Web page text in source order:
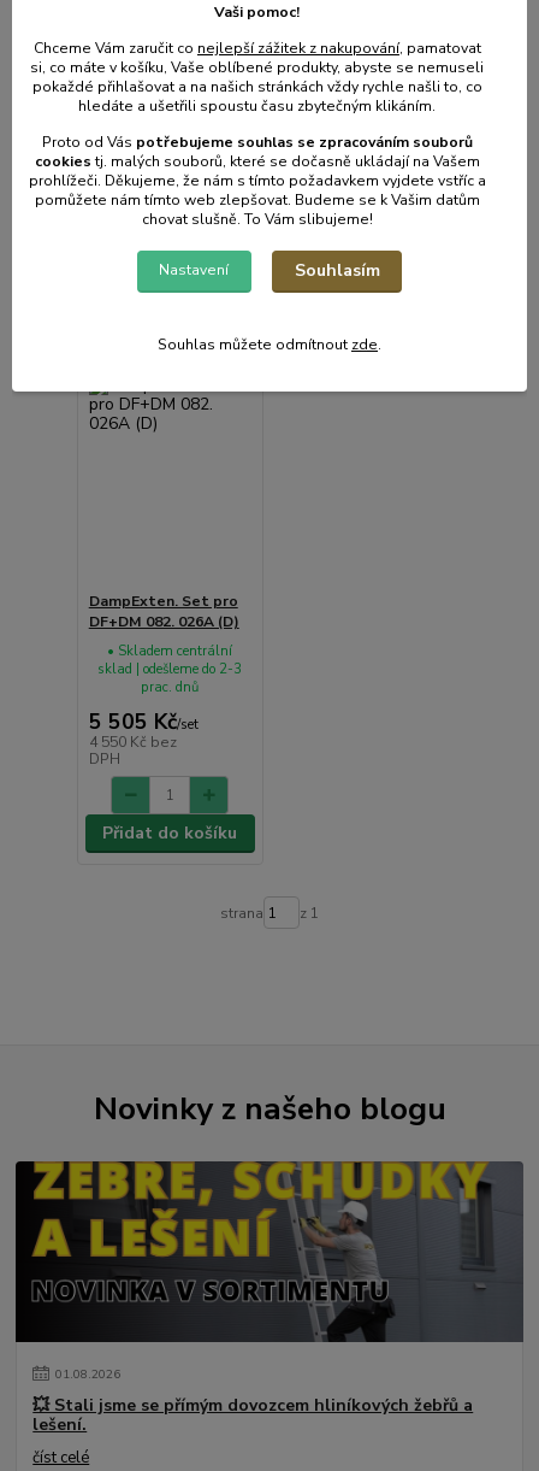
4 294 Kč/ks
3 549 Kčbez
DPH
sklad | odešleme do 2-3
Přidat do košíku
1 756 Kč/ks
1 451 Kčbez
DPH
sklad | odešleme do 2-3
Přidat do košíku
DampExten. Set pro
DF+DM 082. 026A (D)
5 505 Kč/set
4 550 Kč bez
DPH
• Skladem centrální
sklad | odešleme do 2-3
prac. dnů
Přidat do košíku
strana z 1
Novinky z našeho blogu
01.08.2026
💥 Stali jsme se přímým dovozcem hliníkových žebřů a
lešení.
číst celé
Vaši pomoc!
Chceme Vám zaručit co nejlepší zážitek z nakupování, pamatovat
si, co máte v košíku, Vaše oblíbené produkty, abyste se nemuseli
pokaždé přihlašovat a na našich stránkách vždy rychle našli to, co
hledáte a ušetřili spoustu času zbytečným klikáním.
Proto od Vás potřebujeme souhlas se zpracováním souborů
cookiestj. malých souborů, které se dočasně ukládají na Vašem
prohlížeči. Děkujeme, že nám s tímto požadavkem vyjdete vstříc a
pomůžete nám tímto web zlepšovat. Budeme se k Vašim datům
chovat slušně. To Vám slibujeme!
Nastavení Souhlasím
Souhlas můžete odmítnout zde.